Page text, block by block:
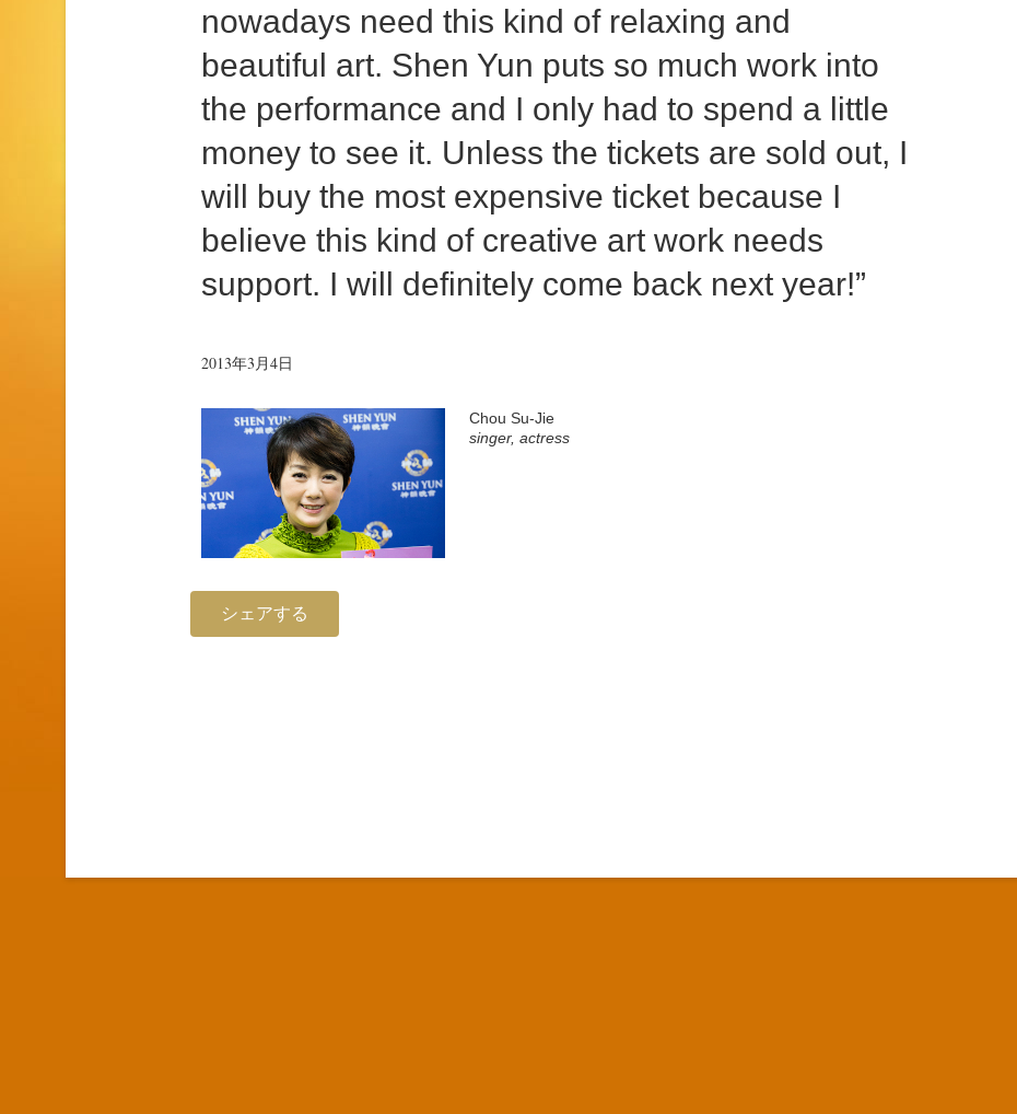
nowadays need this kind of relaxing and
beautiful art. Shen Yun puts so much work into
the performance and I only had to spend a little
money to see it. Unless the tickets are sold out, I
will buy the most expensive ticket because I
believe this kind of creative art work needs
support. I will definitely come back next year!”
2013年3月4日
Chou Su-Jie
singer, actress
シェアする